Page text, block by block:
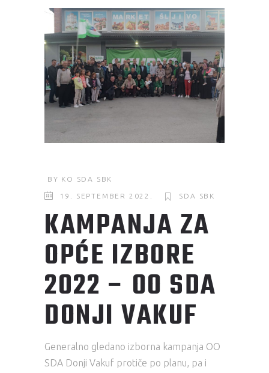
BY KO SDA SBK
19. SEPTEMBER 2022. SDA SBK
KAMPANJA ZA
OPĆE IZBORE
2022 – OO SDA
DONJI VAKUF
Generalno gledano izborna kampanja OO
SDA Donji Vakuf protiče po planu, pa i